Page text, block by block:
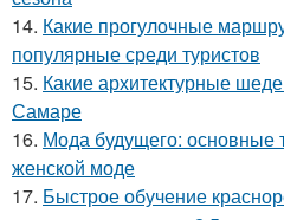
14. Какие прогулочные
популярные среди туристов
15. Какие архитектурные
Самаре
16. Мода будущего: основные
женской моде
17. Быстрое обучение